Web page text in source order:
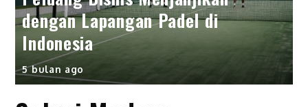
dengan Lapangan Padel di
Indonesia
5 bulan ago